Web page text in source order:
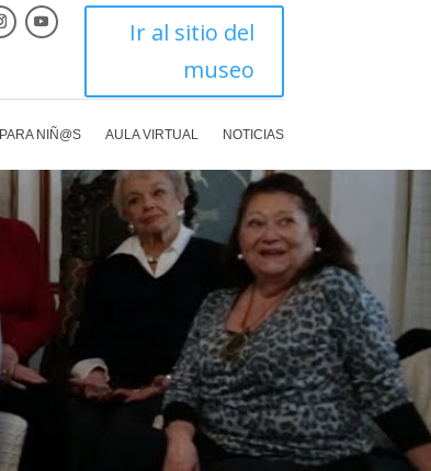
Ir al sitio del
museo
PARA NIÑ@S AULA VIRTUAL NOTICIAS